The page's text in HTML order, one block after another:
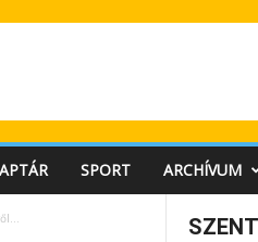
SPORT ARCHÍVUM